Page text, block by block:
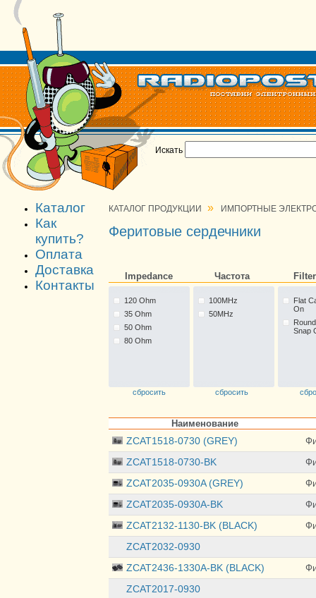
Искать
Каталог
Как
купить?
Оплата
Доставка
Контакты
КАТАЛОГ ПРОДУКЦИИ » ИМПОРТНЫЕ
Феритовые сердечники
Impedance Частота
120 Ohm
35 Ohm
50 Ohm
80 Ohm
100MHz
50MHz
Flat
On
Snap
сбросить сбросить
Наименование
ZCAT1518-0730 (GREY)
ZCAT1518-0730-BK
ZCAT2035-0930A (GREY)
ZCAT2035-0930A-BK
ZCAT2132-1130-BK (BLACK)
ZCAT2032-0930
ZCAT2436-1330A-BK (BLACK)
ZCAT2017-0930